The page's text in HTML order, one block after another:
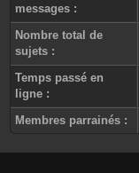
messages :
Nombre total de
sujets :
Temps passé en
ligne :
Membres parrainés :